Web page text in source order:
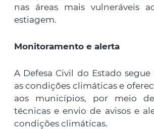
nas áreas mais vulneráveis
estiagem.
Monitoramento e alerta
A Defesa Civil do Estado
as condições climáticas e
aos municípios, por meio
técnicas e envio de avisos e
condições climáticas.